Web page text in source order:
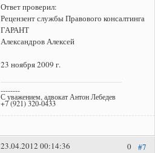
Ответ проверил:
Рецензент службы Правового консалтинга
ГАРАНТ
Александров Алексей
23 ноября 2009 г.
--------
С уважением, адвокат Антон Лебедев
+7 (921) 320-0433
#7
0
23.04.2012 00:14:36